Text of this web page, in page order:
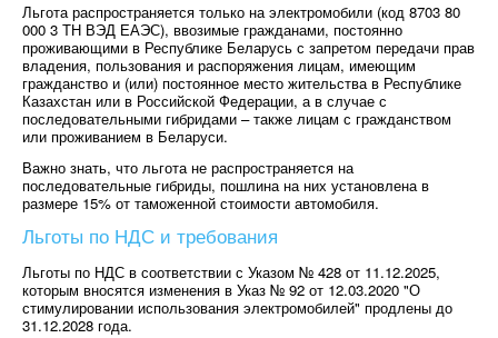
Льгота распространяется только на электромобили (код 8703 80
000 3 ТН ВЭД ЕАЭС), ввозимые гражданами, постоянно
проживающими в Республике Беларусь с запретом передачи прав
владения, пользования и распоряжения лицам, имеющим
гражданство и (или) постоянное место жительства в Республике
Казахстан или в Российской Федерации, а в случае с
последовательными гибридами – также лицам с гражданством
или проживанием в Беларуси.
Важно знать, что льгота не распространяется на
последовательные гибриды, пошлина на них установлена в
размере 15% от таможенной стоимости автомобиля.
Льготы по НДС и требования
Льготы по НДС в соответствии с Указом № 428 от 11.12.2025,
которым вносятся изменения в Указ № 92 от 12.03.2020 "О
стимулировании использования электромобилей" продлены до
31.12.2028 года.